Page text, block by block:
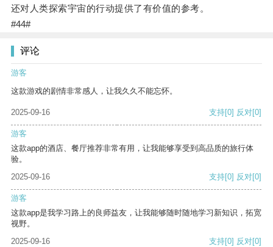
还对人类探索宇宙的行动提供了有价值的参考。
#44#
评论
游客
这款游戏的剧情非常感人，让我久久不能忘怀。
2025-09-16 支持[0] 反对[0]
游客
这款app的酒店、餐厅推荐非常有用，让我能够享受到高品质的旅行体
验。
2025-09-16
支持[0] 反对[0]
游客
这款app是我学习路上的良师益友，让我能够随时随地学习新知识，拓宽
视野。
2025-09-16
支持[0] 反对[0]